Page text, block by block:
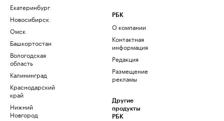
Екатеринбург
Новосибирск
Омск
Башкортостан
Вологодская
область
Калининград
Краснодарский
край
Нижний
Новгород
РБК
О компании
Контактная
информация
Редакция
Размещение
рекламы
Другие
продукты
РБК